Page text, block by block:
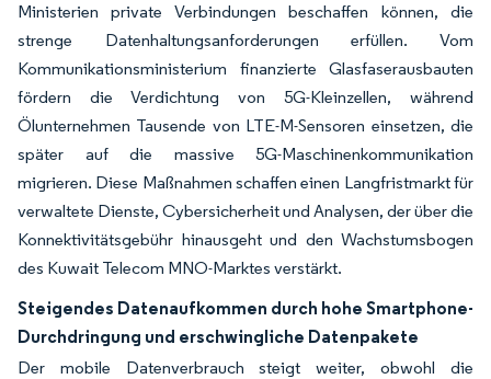
Ministerien private Verbindungen beschaffen können, die
strenge Datenhaltungsanforderungen erfüllen. Vom
Kommunikationsministerium finanzierte Glasfaserausbauten
fördern die Verdichtung von 5G-Kleinzellen, während
Ölunternehmen Tausende von LTE-M-Sensoren einsetzen, die
später auf die massive 5G-Maschinenkommunikation
migrieren. Diese Maßnahmen schaffen einen Langfristmarkt für
verwaltete Dienste, Cybersicherheit und Analysen, der über die
Konnektivitätsgebühr hinausgeht und den Wachstumsbogen
des Kuwait Telecom MNO-Marktes verstärkt.
Steigendes Datenaufkommen durch hohe Smartphone-
Durchdringung und erschwingliche Datenpakete
Der mobile Datenverbrauch steigt weiter, obwohl die